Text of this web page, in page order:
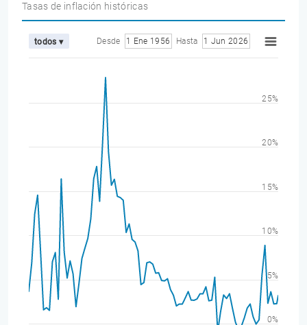
Tasas de inflación históricas
todos ▾ Desde 1 Ene 1956 Hasta 1 Jun 2026
0%
5%
10%
15%
20%
25%